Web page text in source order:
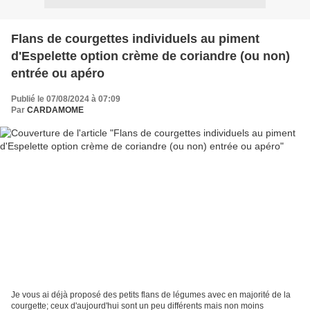
Flans de courgettes individuels au piment
d'Espelette option crème de coriandre (ou non)
entrée ou apéro
Publié le 07/08/2024 à 07:09
Par CARDAMOME
Je vous ai déjà proposé des petits flans de légumes avec en majorité de la
courgette; ceux d'aujourd'hui sont un peu différents mais non moins